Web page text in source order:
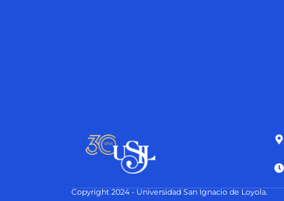
Copyright 2024 - Universidad San Ignacio de Loyola.